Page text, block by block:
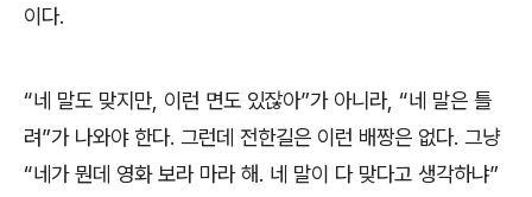
이다.
“네 말도 맞지만, 이런 면도 있잖아”가 아니라, “네 말은 틀
려”가 나와야 한다. 그런데 전한길은 이런 배짱은 없다. 그냥
“네가 뭔데 영화 보라 마라 해. 네 말이 다 맞다고 생각하냐”